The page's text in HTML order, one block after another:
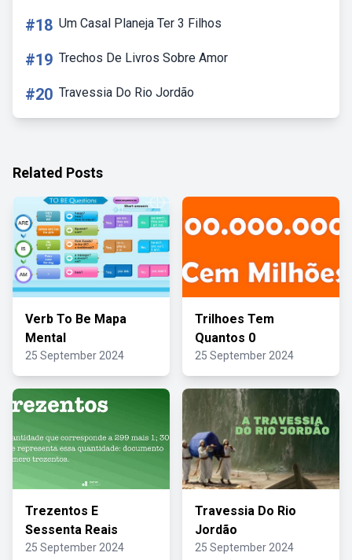
#18 Um Casal Planeja Ter 3 Filhos
#19 Trechos De Livros Sobre Amor
#20 Travessia Do Rio Jordão
Related Posts
Verb To Be Mapa
Mental
25 September 2024
Trilhoes Tem
Quantos 0
25 September 2024
Trezentos E
Sessenta Reais
25 September 2024
Travessia Do Rio
Jordão
25 September 2024